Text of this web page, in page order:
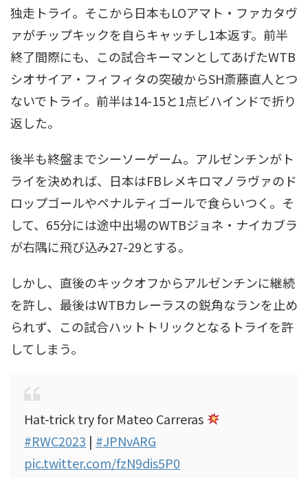
独走トライ。そこから日本もLOアマト・ファカタヴ
ァがチップキックを自らキャッチし1本返す。前半
終了間際にも、この試合キーマンとしてあげたWTB
シオサイア・フィフィタの突破からSH斎藤直人とつ
ないでトライ。前半は14-15と1点ビハインドで折り
返した。
後半も終盤までシーソーゲーム。アルゼンチンがト
ライを決めれば、日本はFBレメキロマノラヴァのド
ロップゴールやペナルティゴールで食らいつく。そ
して、65分には途中出場のWTBジョネ・ナイカブラ
が右隅に飛び込み27-29とする。
しかし、直後のキックオフからアルゼンチンに継続
を許し、最後はWTBカレーラスの鋭角なランを止め
られず、この試合ハットトリックとなるトライを許
してしまう。
Hat-trick try for Mateo Carreras
#RWC2023 | #JPNvARG
pic.twitter.com/fzN9dis5P0